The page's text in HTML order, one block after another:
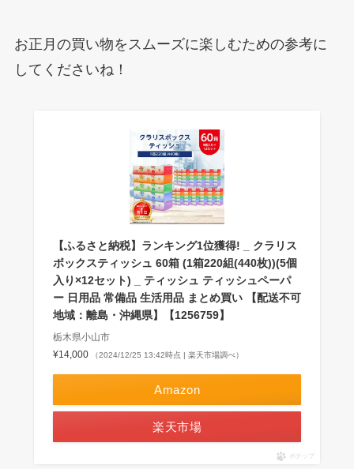
お正月の買い物をスムーズに楽しむための参考に
してくださいね！
【ふるさと納税】ランキング1位獲得! _ クラリス
ボックスティッシュ 60箱 (1箱220組(440枚))(5個
入り×12セット) _ ティッシュ ティッシュペーパ
ー 日用品 常備品 生活用品 まとめ買い 【配送不可
地域：離島・沖縄県】【1256759】
栃木県小山市
¥14,000
（2024/12/25 13:42時点 | 楽天市場調べ）
Amazon
楽天市場
ポチップ